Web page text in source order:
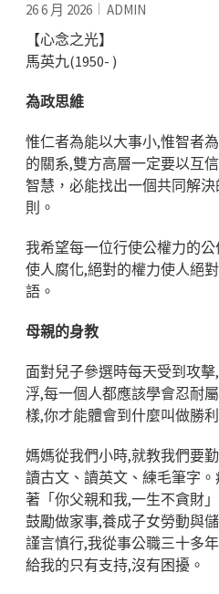
26 6 月 2026 ADMIN
【心念之光】
馬英九(1950- )
為政思維
惟仁者為能以大事小,惟智者
的關系,雙方高層一定要以互
智慧，必能找出一個共同解
則。
我希望每一位行使公權力的
使人腐化,絕對的權力使人絕
語。
母親的身教
面對兒子參選時每天受到攻
浮,每一個人都應該學會忍耐
樣,你才能體會到什麼叫做勝
媽媽從我們小時,就教我們要
讀古文、讀英文、練毛筆字
著「你父親和我,一生不貪財
鼓勵做家事,養成子女勞動與
謹言慎行,我從事公職三十多
給我的只有支持,沒有困擾。